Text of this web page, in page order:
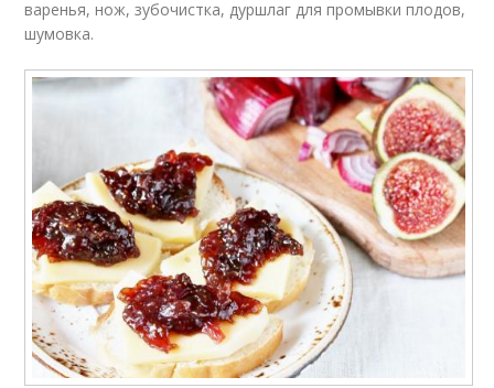
варенья, нож, зубочистка, дуршлаг для промывки плодов,
шумовка.